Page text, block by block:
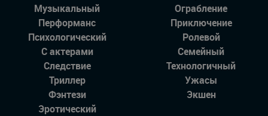
Музыкальный
Ограбление
Перформанс
Приключение
Психологический
Ролевой
С актерами
Семейный
Следствие
Технологичный
Триллер
Ужасы
Фэнтези
Экшен
Эротический